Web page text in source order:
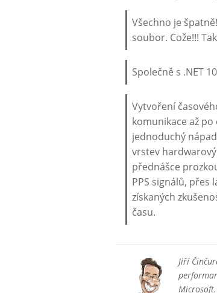
Všechno je
soubor. Cože!!!
Společně s .NET
Vytvoření
komunikace až
jednoduchý
vrstev
přednášce
PPS signálů, přes
získaných
času.
Jiří